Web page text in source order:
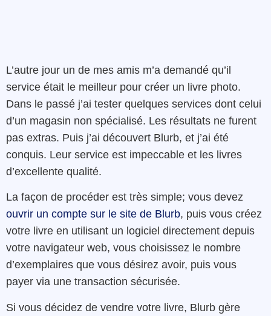
L’autre jour un de mes amis m’a demandé qu’il
service était le meilleur pour créer un livre photo.
Dans le passé j’ai tester quelques services dont celui
d’un magasin non spécialisé. Les résultats ne furent
pas extras. Puis j’ai découvert Blurb, et j’ai été
conquis. Leur service est impeccable et les livres
d’excellente qualité.
La façon de procéder est très simple; vous devez
ouvrir un compte sur le site de Blurb, puis vous créez
votre livre en utilisant un logiciel directement depuis
votre navigateur web, vous choisissez le nombre
d’exemplaires que vous désirez avoir, puis vous
payer via une transaction sécurisée.
Si vous décidez de vendre votre livre, Blurb gère